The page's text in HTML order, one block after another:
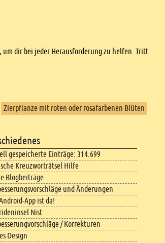
um dir bei jeder Herausforderung zu helfen. Tritt
Zierpflanze mit roten oder rosafarbenen Blüten
gespeicherte Einträge: 314.699
Kreuzworträtsel Hilfe
Blogbeiträge
und Änderungen
App ist da!
Nist
/ Korrekturen
Design